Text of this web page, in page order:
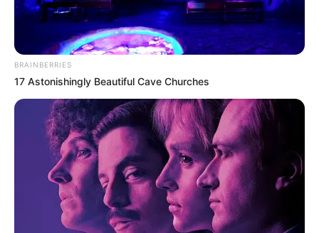
รูปประกอบและเรียบเรียงโดย :Horoscope.mthai.com
บทความนี้ได้รับอนุญาตให้เผยแพร่ได้บนเว็บไซต์
Horoscope.mthai.com เท่านั้น
ดูดวง ดูดวงปี2559 อ คฑา
BRAINBERRIES
17 Astonishingly Beautiful Cave Churches